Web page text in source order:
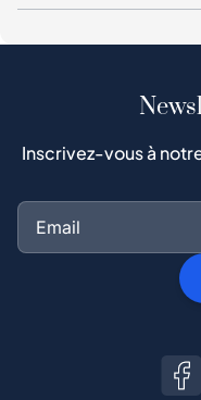
Inscrivez-vous à